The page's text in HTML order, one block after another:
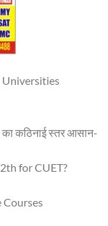
Universities
का कठिनाई स्तर आसान-
for CUET?